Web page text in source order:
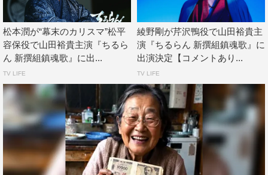
につれて、みなさんの雰囲気も変わっていきましたか？
細田：そうですね。試衛館メンバーといるときは基本的に
は和気あいあいとしているんですけど、やっぱり話が進む
につれて明らかに命を奪っている数が増えていくので。新
撰組っていう立ち位置も、試衛館のときとは明確に変わっ
ていくなかで生まれる葛藤とか、行き違いみたいなものも
当然あって。そういうものをみなさんすごく大切にされて
いたのは、現場でも感じていました。
山田：それこそ、沖田の目がだんだん変わっていくんです
松本潤が“幕末のカリスマ”松平
容保役で山田裕貴主演『ちるら
ん 新撰組鎮魂歌』に出...
TV LIFE
綾野剛が芹沢鴨役で山田裕貴主
演『ちるらん 新撰組鎮魂歌』に
出演決定【コメントあり...
TV LIFE